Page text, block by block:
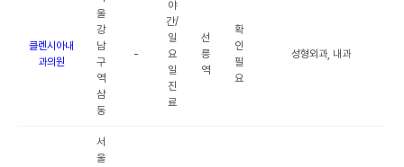
클렌시아내
과의원
울
강
남
구
역
삼
동
-
야
간/
일
요
일
진
료
선
릉
역
확
인
필
요
성형외과, 내과
서
울